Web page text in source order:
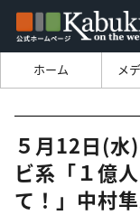
ホーム メ
５月12日(
ビ系「１億
て！」中村